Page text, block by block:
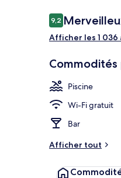
Avis
9,29,2 sur 10 –
Afficher les 1 036
Commodités
Piscine
Wi-Fi gratuit
Bar
Afficher tout